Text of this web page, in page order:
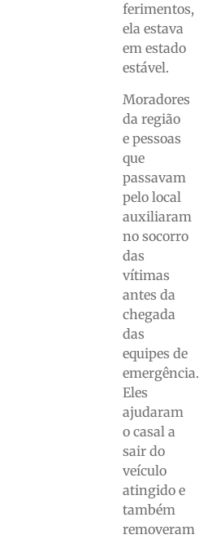
ferimentos,
ela estava
em estado
estável.
Moradores
da região
e pessoas
que
passavam
pelo local
auxiliaram
no socorro
das
vítimas
antes da
chegada
das
equipes de
emergência.
Eles
ajudaram
o casal a
sair do
veículo
atingido e
também
removeram